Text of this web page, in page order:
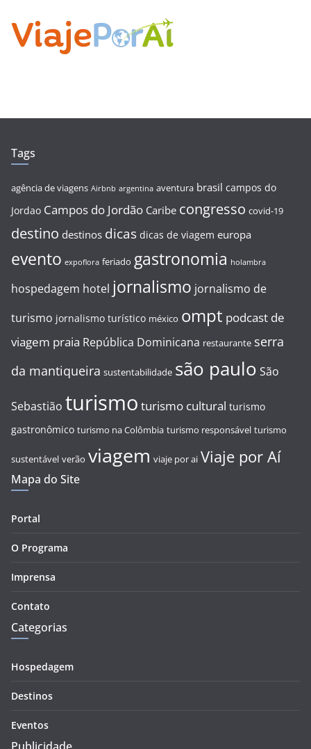
Tags
agência de viagens Airbnb argentina aventura brasil campos do
Jordao Campos do Jordão Caribe congresso covid-19
destino destinos dicas dicas de viagem europa
evento expoflora feriado gastronomia holambra
hospedagem hotel jornalismo jornalismo de
turismo jornalismo turístico méxico ompt podcast de
viagem praia República Dominicana restaurante serra
da mantiqueira sustentabilidade são paulo São
Sebastião turismo turismo cultural turismo
gastronômico turismo na Colômbia turismo responsável turismo
sustentável verão viagem viaje por ai Viaje por Aí
Mapa do Site
Portal
O Programa
Imprensa
Contato
Categorias
Hospedagem
Destinos
Eventos